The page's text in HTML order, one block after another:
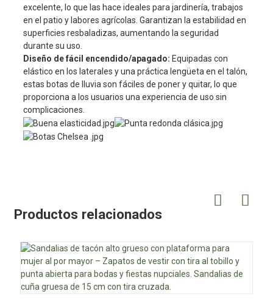
excelente, lo que las hace ideales para jardinería, trabajos
en el patio y labores agrícolas. Garantizan la estabilidad en
superficies resbaladizas, aumentando la seguridad
durante su uso.
Diseño de fácil encendido/apagado: Equipadas con
elástico en los laterales y una práctica lengüeta en el talón,
estas botas de lluvia son fáciles de poner y quitar, lo que
proporciona a los usuarios una experiencia de uso sin
complicaciones.
Productos relacionados